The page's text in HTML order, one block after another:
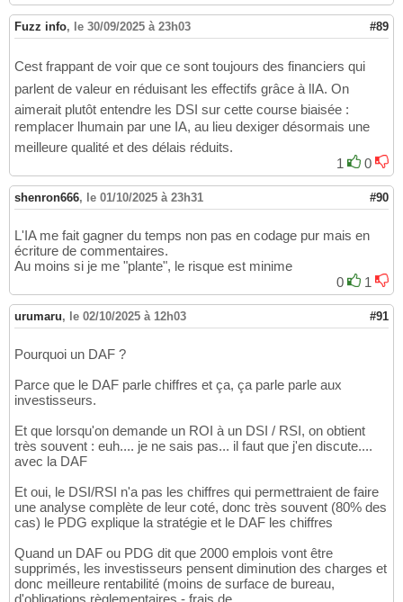
Fuzz info, le 30/09/2025 à 23h03 #89
Cest frappant de voir que ce sont toujours des financiers qui
parlent de valeur en réduisant les effectifs grâce à lIA. On
aimerait plutôt entendre les DSI sur cette course biaisée :
remplacer lhumain par une IA, au lieu dexiger désormais une
meilleure qualité et des délais réduits.
1
0
shenron666, le 01/10/2025 à 23h31 #90
L'IA me fait gagner du temps non pas en codage pur mais en
écriture de commentaires.
Au moins si je me "plante", le risque est minime
0
1
urumaru, le 02/10/2025 à 12h03 #91
Pourquoi un DAF ?
Parce que le DAF parle chiffres et ça, ça parle parle aux
investisseurs.
Et que lorsqu'on demande un ROI à un DSI / RSI, on obtient
très souvent : euh.... je ne sais pas... il faut que j'en discute....
avec la DAF
Et oui, le DSI/RSI n'a pas les chiffres qui permettraient de faire
une analyse complète de leur coté, donc très souvent (80% des
cas) le PDG explique la stratégie et le DAF les chiffres
Quand un DAF ou PDG dit que 2000 emplois vont être
supprimés, les investisseurs pensent diminution des charges et
donc meilleure rentabilité (moins de surface de bureau,
d'obligations règlementaires - frais de